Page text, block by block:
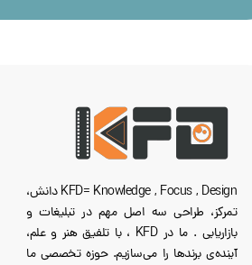
KFD= Knowledge , Focus , Design دانش،
تمرکز، طراحی سه‌ اصل مهم در تبلیغات و
بازاریابی . ما در KFD ، با تلفیق هنر و علم،
آینده‌ی برندها را می‌سازیم. حوزه تخصصی ما